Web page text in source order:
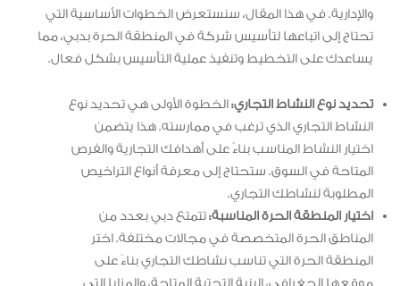
والإدارية. في هذا المقال، سنستعرض الخطوات الأساسية التي
تحتاج إلى اتباعها لتأسيس شركة في المنطقة الحرة بدبي، مما
يساعدك على التخطيط وتنفيذ عملية التأسيس بشكل فعال.
تحديد نوع النشاط التجاري: الخطوة الأولى هي تحديد نوع
النشاط التجاري الذي ترغب في ممارسته. هذا يتضمن
اختيار النشاط المناسب بناءً على أهدافك التجارية والفرص
المتاحة في السوق. ستحتاج إلى معرفة أنواع التراخيص
المطلوبة لنشاطك التجاري.
اختيار المنطقة الحرة المناسبة:تتمتع دبي بعدد من
المناطق الحرة المتخصصة في مجالات مختلفة. اختر
المنطقة الحرة التي تناسب نشاطك التجاري بناءً على